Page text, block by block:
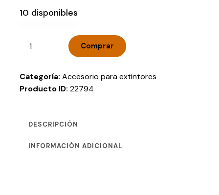
10 disponibles
Comprar
Categoría: Accesorio para extintores
Producto ID: 22794
DESCRIPCIÓN
INFORMACIÓN ADICIONAL